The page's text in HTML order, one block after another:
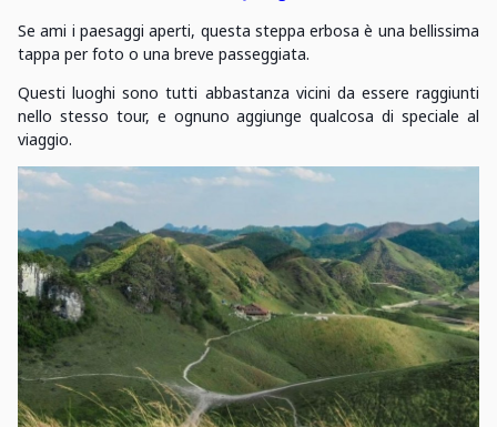
Se ami i paesaggi aperti, questa steppa erbosa è una bellissima
tappa per foto o una breve passeggiata.
Questi luoghi sono tutti abbastanza vicini da essere raggiunti
nello stesso tour, e ognuno aggiunge qualcosa di speciale al
viaggio.